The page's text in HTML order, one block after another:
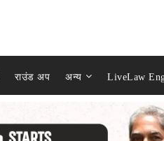
राउंड अप अन्य LiveLaw